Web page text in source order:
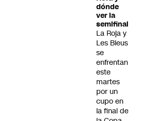
dónde
ver la
semifinal
La Roja y
Les Bleus
se
enfrentan
este
martes
por un
cupo en
la final de